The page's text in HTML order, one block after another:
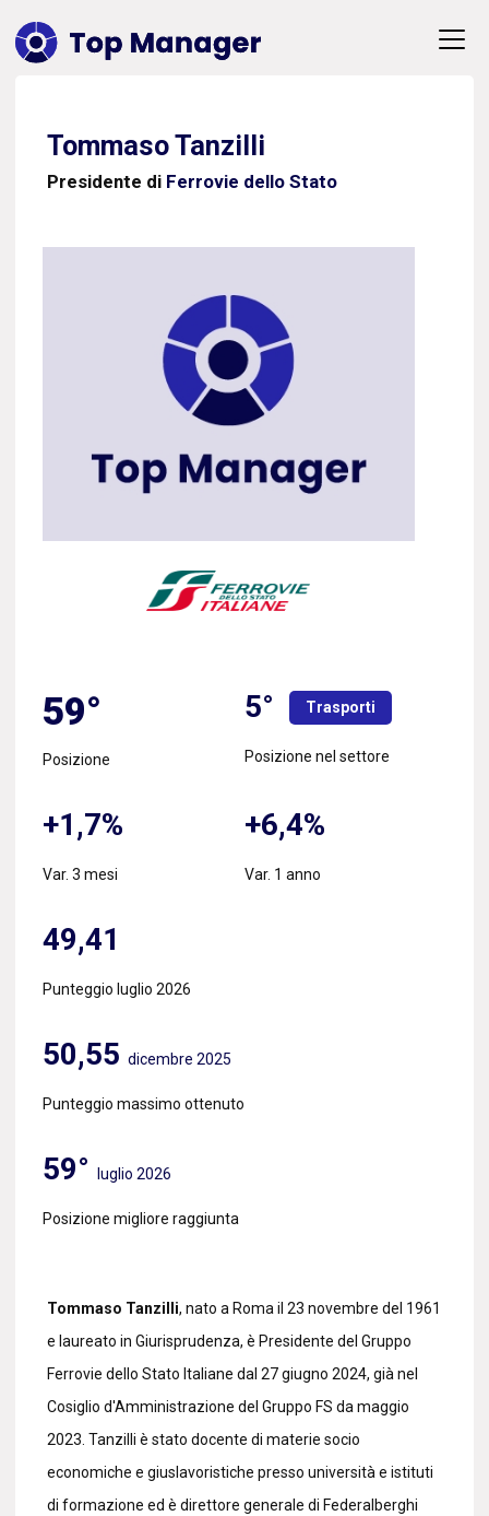
Tommaso Tanzilli
Presidente di Ferrovie dello Stato
59°
Posizione
5° Trasporti
Posizione nel settore
+1,7%
Var. 3 mesi
+6,4%
Var. 1 anno
49,41
Punteggio luglio 2026
50,55 dicembre 2025
Punteggio massimo ottenuto
59° luglio 2026
Posizione migliore raggiunta
Tommaso Tanzilli, nato a Roma il 23 novembre del 1961
e laureato in Giurisprudenza, è Presidente del Gruppo
Ferrovie dello Stato Italiane dal 27 giugno 2024, già nel
Cosiglio d'Amministrazione del Gruppo FS da maggio
2023. Tanzilli è stato docente di materie socio
economiche e giuslavoristiche presso università e istituti
di formazione ed è direttore generale di Federalberghi